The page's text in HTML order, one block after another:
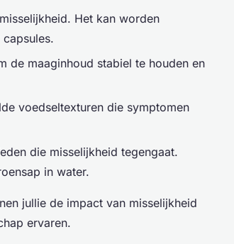
Het kan worden
de maaginhoud stabiel te houden en
voedseltexturen die symptomen
die misselijkheid tegengaat.
in water.
jullie de impact van misselijkheid
ervaren.